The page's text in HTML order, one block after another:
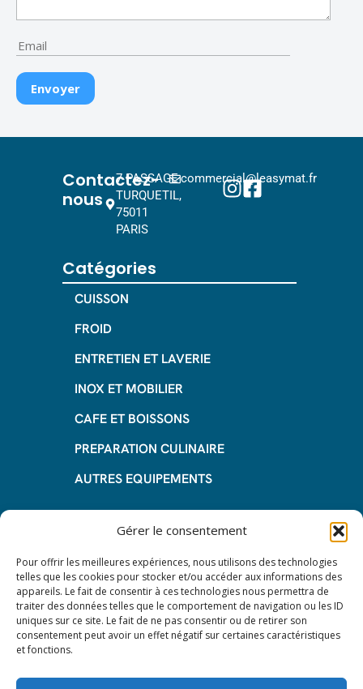
Gérer le consentement
Pour offrir les meilleures expériences, nous utilisons des technologies
telles que les cookies pour stocker et/ou accéder aux informations des
appareils. Le fait de consentir à ces technologies nous permettra de
traiter des données telles que le comportement de navigation ou les ID
uniques sur ce site. Le fait de ne pas consentir ou de retirer son
consentement peut avoir un effet négatif sur certaines caractéristiques
et fonctions.
Contactez-
nous
7 PASSAGE
TURQUETIL,
75011
PARIS
commercial@leasymat.fr
Catégories
CUISSON
FROID
ENTRETIEN ET LAVERIE
INOX ET MOBILIER
CAFE ET BOISSONS
PREPARATION CULINAIRE
AUTRES EQUIPEMENTS
Informations
Questions fréquentes
Les avantages de la LOA
Les étapes du leasing de matériel
de restauration